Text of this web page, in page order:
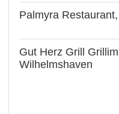
Palmyra
Gut Herz Grill
Wilhelmshaven